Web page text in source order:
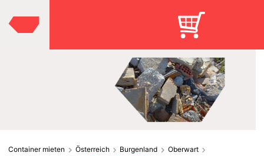
Container mieten Österreich Burgenland
Oberwart